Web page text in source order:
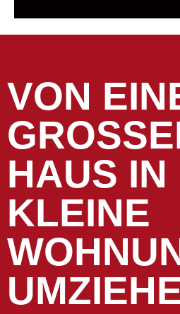
VON
GROSSEN
AUS IN
LEINE W